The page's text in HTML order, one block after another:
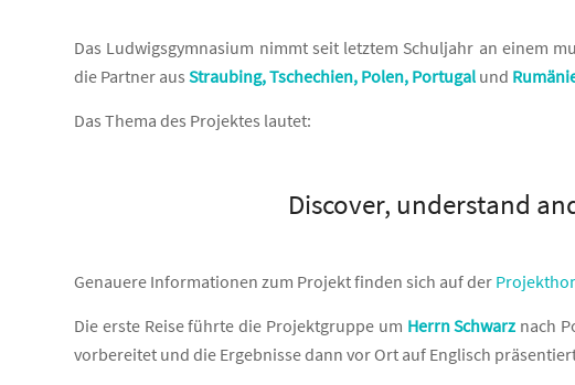
Das Ludwigsgymnasium nimmt seit letztem Schuljahr an einem
die Partner aus Straubing,Tschechien, Polen, Portugal und
Das Thema des Projektes lautet:
Discover, understand
Genauere Informationen zum Projekt finden sich auf der
Die erste Reise führte die Projektgruppe um Herrn Schwarz nach
vorbereitet und die Ergebnisse dann vor Ort auf Englisch